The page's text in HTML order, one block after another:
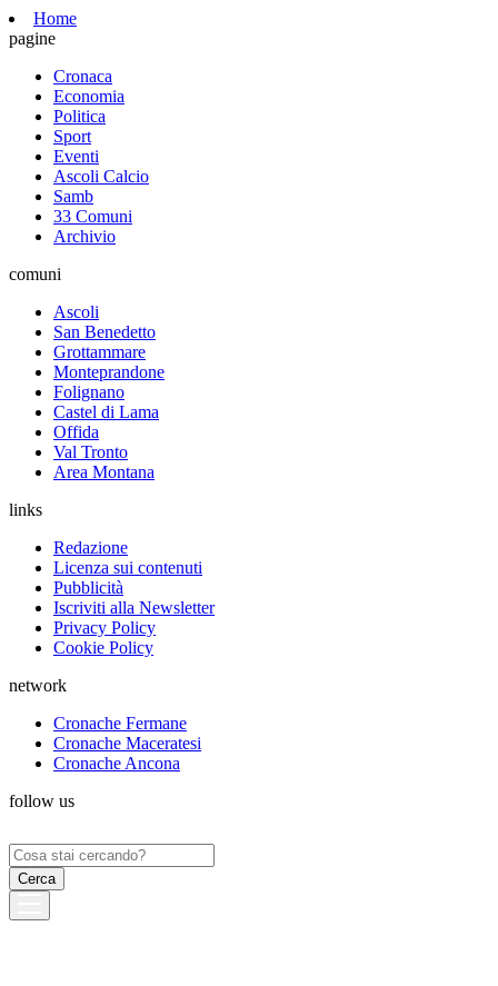
Home
pagine
Cronaca
Economia
Politica
Sport
Eventi
Ascoli Calcio
Samb
33 Comuni
Archivio
comuni
Ascoli
San Benedetto
Grottammare
Monteprandone
Folignano
Castel di Lama
Offida
Val Tronto
Area Montana
links
Redazione
Licenza sui contenuti
Pubblicità
Iscriviti alla Newsletter
Privacy Policy
Cookie Policy
network
Cronache Fermane
Cronache Maceratesi
Cronache Ancona
follow us
Ricerca
per: